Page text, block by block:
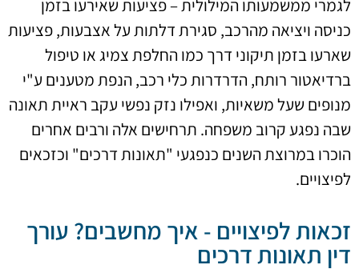
לגמרי ממשמעותו המילולית – פציעות שאירעו בזמן
כניסה ויציאה מהרכב, סגירת דלתות על אצבעות, פציעות
שארעו בזמן תיקוני דרך כמו החלפת צמיג או טיפול
ברדיאטור רותח, הדרדרות כלי רכב, הנפת מטענים ע"י
מנופים שעל משאיות, ואפילו נזק נפשי עקב ראיית תאונה
שבה נפגע קרוב משפחה. תרחישים אלה ורבים אחרים
הוכרו במרוצת השנים כנפגעי "תאונות דרכים" וכזכאים
לפיצויים.
זכאות לפיצויים - איך מחשבים? עורך
דין תאונות דרכים